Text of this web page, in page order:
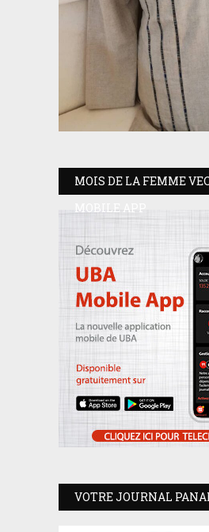
MOIS DE LA FEMME
MOBILE APP
VOTRE JOURNAL